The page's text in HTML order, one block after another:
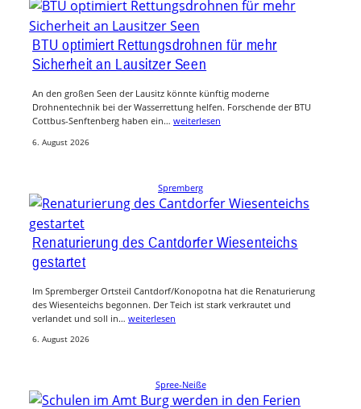
BTU optimiert Rettungsdrohnen für mehr
Sicherheit an Lausitzer Seen
An den großen Seen der Lausitz könnte künftig moderne
Drohnentechnik bei der Wasserrettung helfen. Forschende der BTU
Cottbus-Senftenberg haben ein… weiterlesen
6. August 2026
Spremberg
Renaturierung des Cantdorfer Wiesenteichs
gestartet
Im Spremberger Ortsteil Cantdorf/Konopotna hat die Renaturierung
des Wiesenteichs begonnen. Der Teich ist stark verkrautet und
verlandet und soll in… weiterlesen
6. August 2026
Spree-Neiße